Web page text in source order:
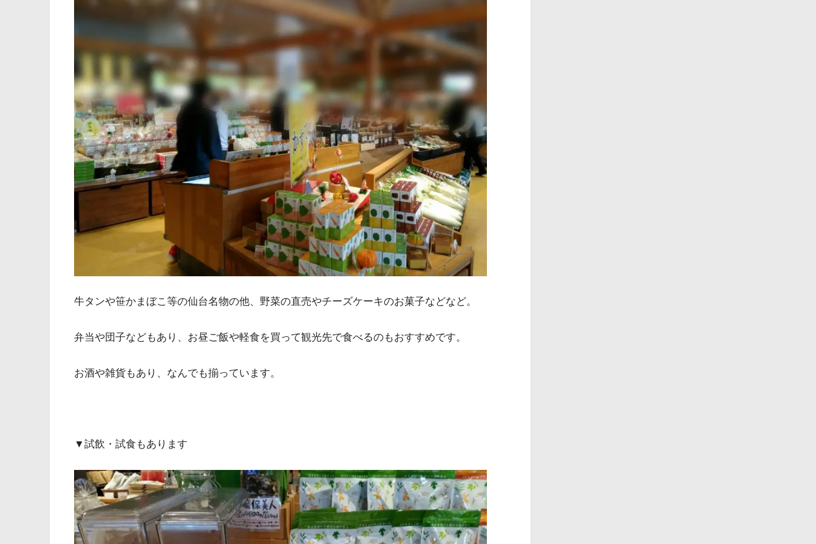
牛タンや笹かまぼこ等の仙台名物の他、野菜の直売やチーズケーキのお菓子などなど。
弁当や団子などもあり、お昼ご飯や軽食を買って観光先で食べるのもおすすめです。
お酒や雑貨もあり、なんでも揃っています。
▼試飲・試食もあります